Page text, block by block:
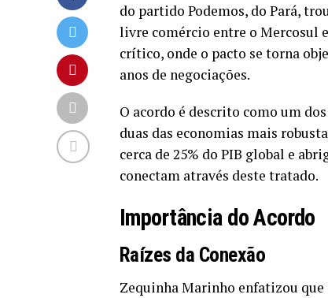
do partido Podemos, do Pará,
livre comércio entre o Mercosul
crítico, onde o pacto se torna
anos de negociações.
O acordo é descrito como um
duas das economias mais
cerca de 25% do PIB global e
conectam através deste tratado.
Importância do Acordo
Raízes da Conexão
Zequinha Marinho enfatizou